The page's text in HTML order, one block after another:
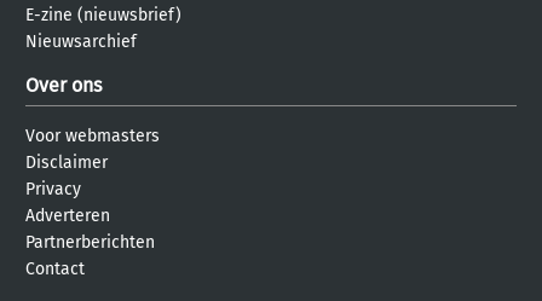
E-zine (nieuwsbrief)
Nieuwsarchief
Over ons
Voor webmasters
Disclaimer
Privacy
Adverteren
Partnerberichten
Contact